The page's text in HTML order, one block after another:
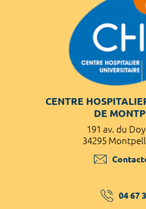
CENTRE
DE
191 av. du
34295
04 67